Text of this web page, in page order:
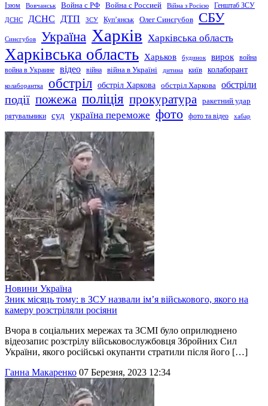
Ізюм Вовчанськ Война с РФ Война с Россией Війна з Росією Генштаб ЗСУ
ДСНС ДСНС ДТП ЗСУ Купʼянськ Олег Синєгубов СБУ
Синєгубов Україна Харків Харківська область
Харківська область Харьков будинок вирок война
война в Украине відео війна війна в Україні дитина київ колаборант
колаборантка обстріл обстріл Харкова обстріл Харкова обстріли
події пожежа поліція прокуратура
ракетний удар
рятувальники
суд україна переможе фото фото та відео хабар
Новини Україна
Зник місяць тому: в ЗСУ назвали ім’я військового, якого на
камеру розстріляли росіяни
Вчора в соціальних мережах та ЗСМІ було оприлюднено
відеозапис розстрілу військовослужбовця Збройних Сил
України, якого російські окупанти стратили після його […]
Ганна Макаренко 07 Березня, 2023 12:34